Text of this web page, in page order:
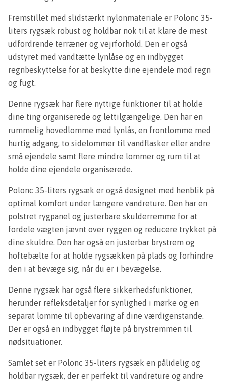
Fremstillet med slidstærkt nylonmateriale er Polonc 35-
liters rygsæk robust og holdbar nok til at klare de mest
udfordrende terræner og vejrforhold. Den er også
udstyret med vandtætte lynlåse og en indbygget
regnbeskyttelse for at beskytte dine ejendele mod regn
og fugt.
Denne rygsæk har flere nyttige funktioner til at holde
dine ting organiserede og lettilgængelige. Den har en
rummelig hovedlomme med lynlås, en frontlomme med
hurtig adgang, to sidelommer til vandflasker eller andre
små ejendele samt flere mindre lommer og rum til at
holde dine ejendele organiserede.
Polonc 35-liters rygsæk er også designet med henblik på
optimal komfort under længere vandreture. Den har en
polstret rygpanel og justerbare skulderremme for at
fordele vægten jævnt over ryggen og reducere trykket på
dine skuldre. Den har også en justerbar brystrem og
hoftebælte for at holde rygsækken på plads og forhindre
den i at bevæge sig, når du er i bevægelse.
Denne rygsæk har også flere sikkerhedsfunktioner,
herunder refleksdetaljer for synlighed i mørke og en
separat lomme til opbevaring af dine værdigenstande.
Der er også en indbygget fløjte på brystremmen til
nødsituationer.
Samlet set er Polonc 35-liters rygsæk en pålidelig og
holdbar rygsæk, der er perfekt til vandreture og andre